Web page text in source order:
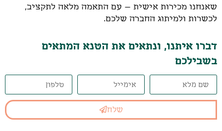
שאנחנו מכירות אישית – עם התאמה מלאה לתקציב,
לכשרות ולמיתוג החברה שלכם.
דברו איתנו, ונתאים את הטנא המתאים
בשבילכם
שלח